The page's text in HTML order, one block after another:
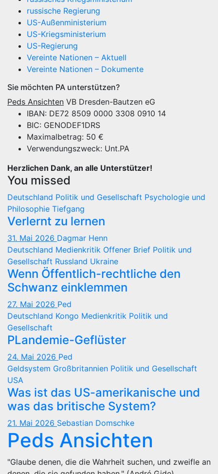
russische Regierung
US-Außenministerium
US-Kriegsministerium
US-Regierung
Vereinte Nationen – Aktuell
Vereinte Nationen – Dokumente
Sie möchten PA unterstützen?
Peds Ansichten VB Dresden-Bautzen eG
IBAN: DE72 8509 0000 3308 0910 14
BIC: GENODEF1DRS
Maximalbetrag: 50 €
Verwendungszweck: Unt.PA
Herzlichen Dank, an alle Unterstützer!
You missed
Deutschland Politik und Gesellschaft Psychologie und
Philosophie Tiefgang
Verlernt zu lernen
31. Mai 2026 Dagmar Henn
Deutschland Medienkritik Offener Brief Politik und
Gesellschaft Russland Ukraine
Wenn Öffentlich-rechtliche den
Schwanz einklemmen
27. Mai 2026 Ped
Deutschland Kongo Medienkritik Politik und
Gesellschaft
PLandemie-Geflüster
24. Mai 2026 Ped
Geldsystem Großbritannien Politik und Gesellschaft
USA
Was ist das US-amerikanische und
was das britische System?
21. Mai 2026 Sebastian Domschke
Peds Ansichten
"Glaube denen, die die Wahrheit suchen, und zweifle an